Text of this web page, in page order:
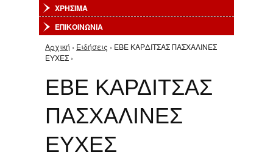
ΧΡΗΣΙΜΑ
ΕΠΙΚΟΙΝΩΝΙΑ
Είστε εδώ
Αρχική › Ειδήσεις › ΕΒΕ ΚΑΡΔΙΤΣΑΣ ΠΑΣΧΑΛΙΝΕΣ
ΕΥΧΕΣ ›
ΕΒΕ ΚΑΡΔΙΤΣΑΣ
ΠΑΣΧΑΛΙΝΕΣ
ΕΥΧΕΣ